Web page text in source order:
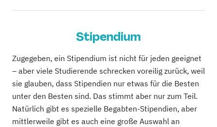
Stipendium
Zugegeben, ein Stipendium ist nicht für jeden geeignet
– aber viele Studierende schrecken voreilig zurück, weil
sie glauben, dass Stipendien nur etwas für die Besten
unter den Besten sind. Das stimmt aber nur zum Teil.
Natürlich gibt es spezielle Begabten-Stipendien, aber
mittlerweile gibt es auch eine große Auswahl an